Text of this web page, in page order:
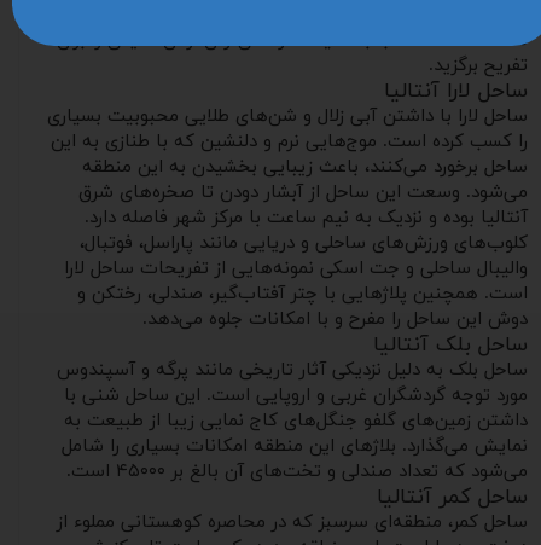
هستند که متناسب با سلیقه خود می‌توان از ان‌ها یکی را برای
تفریح برگزید.
ساحل لارا آنتالیا
ساحل لارا با داشتن آبی زلال و شن‌های طلایی محبوبیت بسیاری
را کسب کرده است. موج‌هایی نرم و دلنشین که با طنازی به این
ساحل برخورد می‌کنند، باعث زیبایی بخشیدن به این منطقه
می‌شود. وسعت این ساحل از آبشار دودن تا صخره‌های شرق
آنتالیا بوده و نزدیک به نیم ساعت با مرکز شهر فاصله دارد.
کلوب‌های ورزش‌های ساحلی و دریایی مانند پاراسل، فوتبال،
والیبال ساحلی و جت اسکی نمونه‌هایی از تفریحات ساحل لارا
است. همچنین پلاژهایی با چتر آفتاب‌گیر، صندلی، رختکن و
دوش این ساحل را مفرح و با امکانات جلوه می‌دهد.
ساحل بلک آنتالیا
ساحل بلک به دلیل نزدیکی آثار تاریخی مانند پرگه و آسپندوس
مورد توجه گردشگران غربی و اروپایی است. این ساحل شنی با
داشتن زمین‌های گلفو جنگل‌های کاج نمایی زیبا از طبیعت به
نمایش می‌گذارد. بلاژهای این منطقه امکانات بسیاری را شامل
می‌شود که تعداد صندلی و تخت‌های آن بالغ بر ۴۵۰۰۰ است.
ساحل کمر آنتالیا
ساحل کمر، منطقه‌ای سرسبز که در محاصره کوهستانی مملوء از